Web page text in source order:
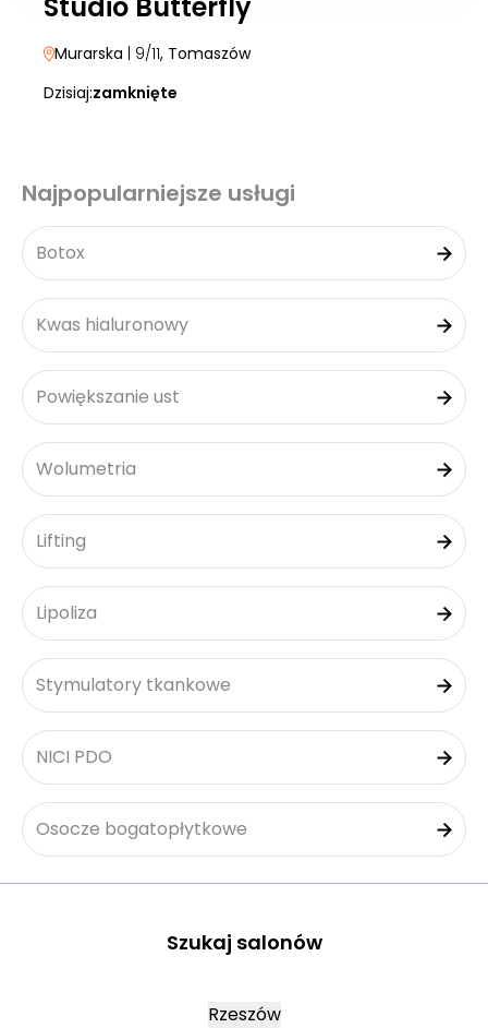
Murarska | 9/11, Tomaszów
Dzisiaj:zamknięte
Najpopularniejsze usługi
Botox
Kwas hialuronowy
Powiększanie ust
Wolumetria
Lifting
Lipoliza
Stymulatory tkankowe
NICI PDO
Osocze bogatopłytkowe
Szukaj salonów
Rzeszów